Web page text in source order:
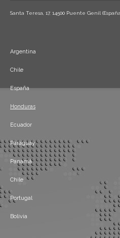
Santa Teresa, 17, 14500 Puente Genil
Argentina
Chile
España
Honduras
Ecuador
Paraguay
Panamá
Chile
Portugal
Bolivia